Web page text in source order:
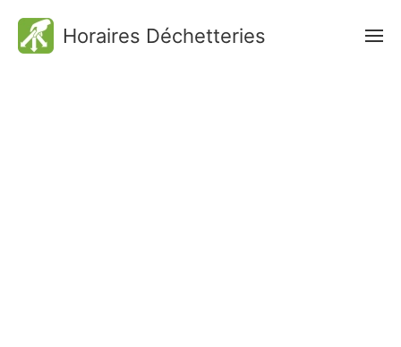
Horaires Déchetteries